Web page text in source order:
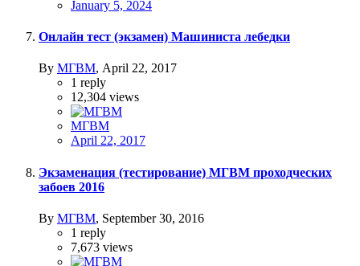
January 5, 2024
Онлайн тест (экзамен) Машиниста лебедки
By МГВМ, April 22, 2017
1 reply
12,304 views
МГВМ
April 22, 2017
Экзаменация (тестирование) МГВМ проходческих
забоев 2016
By МГВМ, September 30, 2016
1 reply
7,673 views